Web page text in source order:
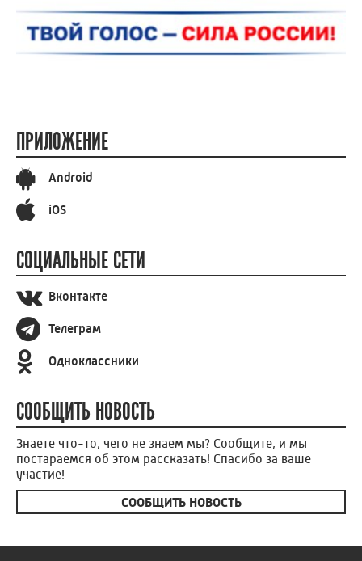
ПРИЛОЖЕНИЕ
Android
iOS
СОЦИАЛЬНЫЕ СЕТИ
Вконтакте
Телеграм
Одноклассники
СООБЩИТЬ НОВОСТЬ
Знаете что-то, чего не знаем мы? Сообщите, и мы
постараемся об этом рассказать! Спасибо за ваше
участие!
СООБЩИТЬ НОВОСТЬ